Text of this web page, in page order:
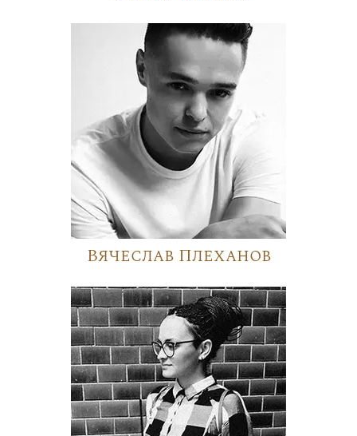
Вячеслав Плеханов